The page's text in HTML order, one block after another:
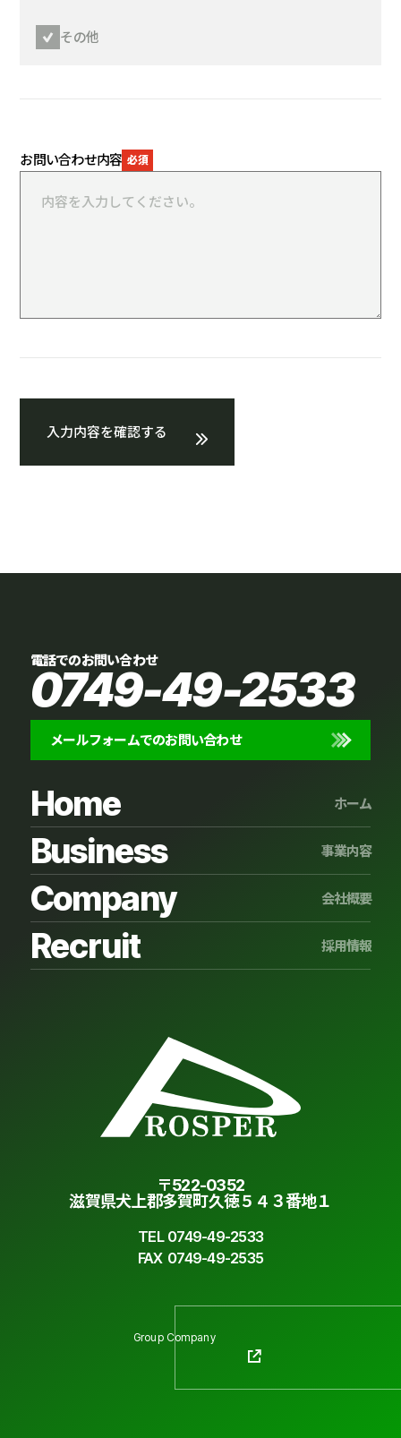
その他
お問い合わせ内容
電話でのお問い合わせ
0749-49-2533
メールフォームでのお問い合わせ
Home ホーム
Business 事業内容
Company 会社概要
Recruit 採用情報
〒522-0352
滋賀県犬上郡多賀町久徳５４３番地１
TEL 0749-49-2533
FAX 0749-49-2535
Group Company